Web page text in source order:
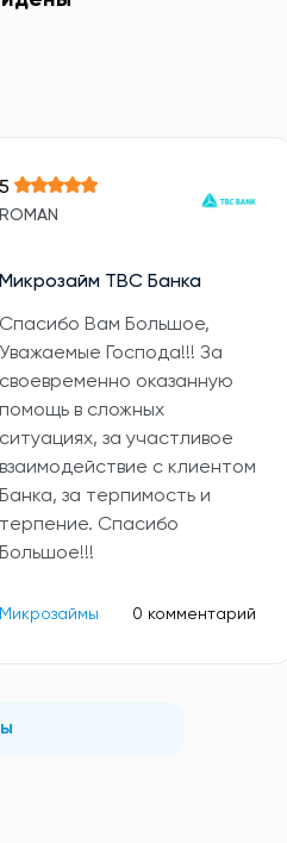
5
ROMAN
Микрозайм TBC Банка
Спасибо Вам Большое,
Уважаемые Господа!!! За
своевременно оказанную
помощь в сложных
ситуациях, за участливое
взаимодействие с клиентом
Банка, за терпимость и
терпение. Спасибо
Большое!!!
Микрозаймы 0 комментарий